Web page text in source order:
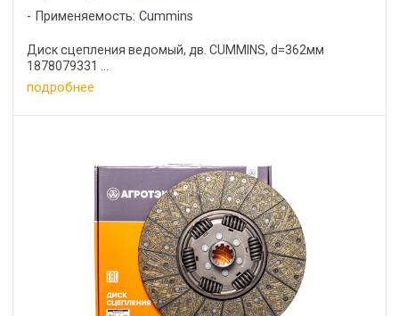
Применяемость: Cummins
Диск сцепления ведомый, дв. CUMMINS, d=362мм
1878079331 ...
подробнее